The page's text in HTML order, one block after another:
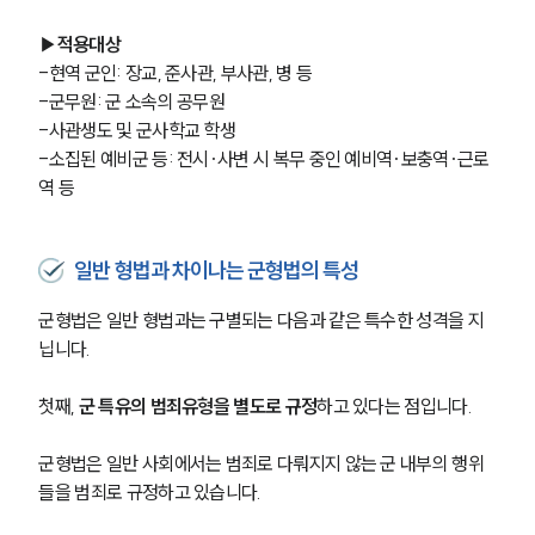
▶적용대상
-현역 군인: 장교, 준사관, 부사관, 병 등
-군무원: 군 소속의 공무원
-사관생도 및 군사학교 학생
-소집된 예비군 등: 전시·사변 시 복무 중인 예비역·보충역·근로
역 등
일반 형법과 차이나는 군형법의 특성
군형법은 일반 형법과는 구별되는 다음과 같은 특수한 성격을 지
닙니다.
첫째, 군 특유의 범죄유형을 별도로 규정하고 있다는 점입니다.
군형법은 일반 사회에서는 범죄로 다뤄지지 않는 군 내부의 행위
들을 범죄로 규정하고 있습니다.